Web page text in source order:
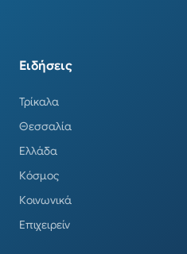
Ειδήσεις
Τρίκαλα
Θεσσαλία
Ελλάδα
Κόσμος
Κοινωνικά
Επιχειρείν